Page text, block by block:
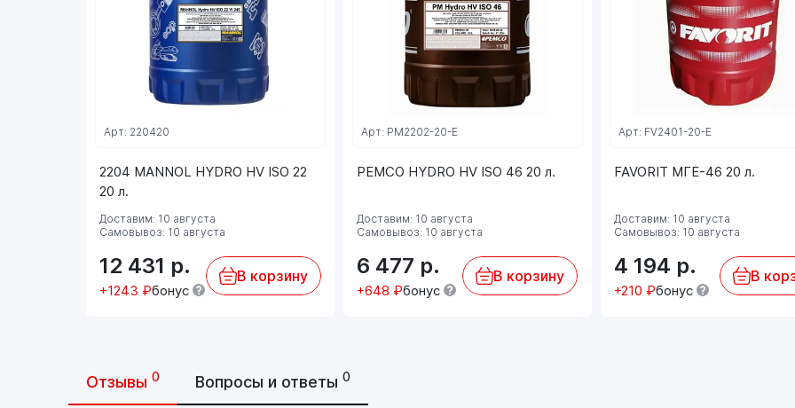
2204 MANNOL HYDRO HV ISO 22
20 л.
Арт: 220420
Доставим: 10 августа
Самовывоз: 10 августа
12 431 р.
+1243 ₽бонус
В корзину
PEMCO HYDRO HV ISO 46 20 л.
Арт: PM2202-20-E
Доставим: 10 августа
Самовывоз: 10 августа
6 477 р.
+648 ₽бонус
В корзину
FAVORIT МГЕ-46 20 л.
Арт: FV2401-20-E
Доставим: 10 августа
Самовывоз: 10 августа
4 194 р.
+210 ₽бонус
В
Отзывы 0 Вопросы и ответы 0